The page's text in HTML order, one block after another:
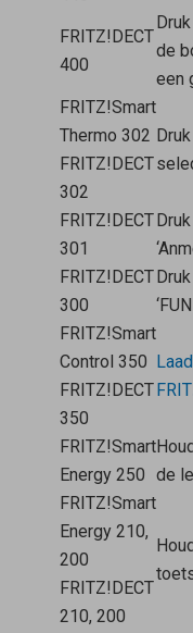
FRITZ!DECT
400
de
een
FRITZ!Smart
Thermo 302
FRITZ!DECT
302
FRITZ!DECT
301
FRITZ!DECT
300
FRITZ!Smart
Control 350
FRITZ!DECT
350
FRITZ!Smart
Energy 250 de
FRITZ!Smart
Energy 210,
200
FRITZ!DECT
210, 200